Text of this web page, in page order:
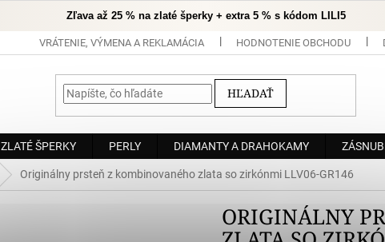
Zľava až 25 % na zlaté šperky + extra 5 % s kódom LILI5
VRÁTENIE, VÝMENA A REKLAMÁCIA HODNOTENIE OBCHODU
HĽADAŤ
ZLATÉ ŠPERKY PERLY DIAMANTY A DRAHOKAMY
Originálny prsteň z kombinovaného zlata so zirkónmi LLV06-GR146
ORIGINÁLNY